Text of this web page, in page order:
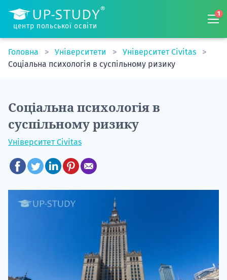
центр польської освіти
1
Головна Університети
Університет Civitas
Соціальна психологія в суспільному ризику
Соціальна психологія в
суспільному ризику
Університет Civitas